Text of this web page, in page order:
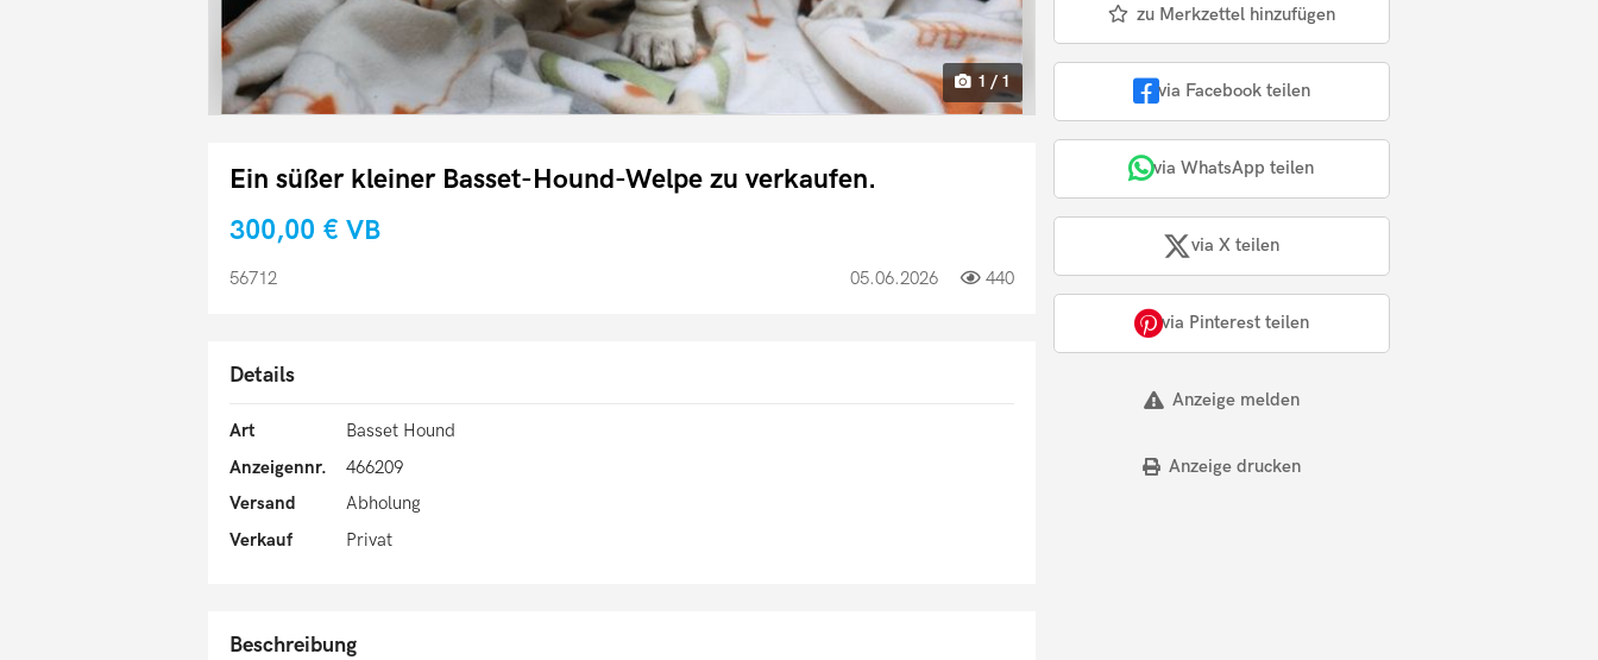
1 / 1
Ein süßer kleiner Basset-Hound-Welpe zu verkaufen.
300,00 € VB
56712 05.06.2026 440
Details
Art
Basset Hound
Anzeigennr.
466209
Versand
Abholung
Verkauf
Privat
Beschreibung
zu Merkzettel hinzufügen
via Facebook teilen
via WhatsApp teilen
via X teilen
via Pinterest teilen
Anzeige melden
Anzeige drucken